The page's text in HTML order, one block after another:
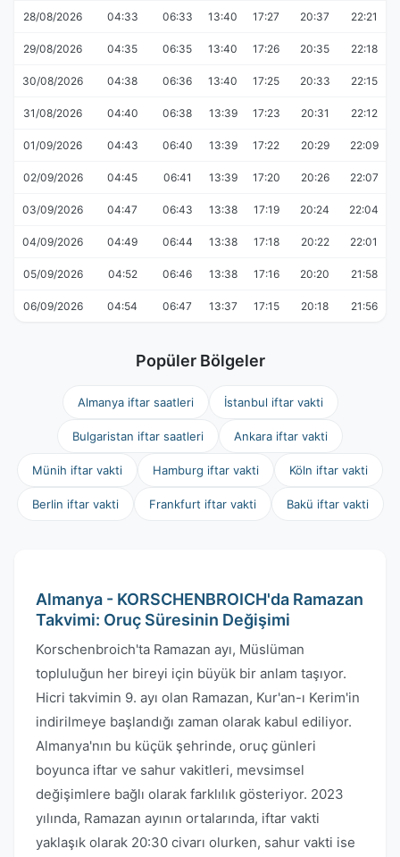
28/08/2026 04:33 06:33 13:40 17:27 20:37 22:21
29/08/2026 04:35 06:35 13:40 17:26 20:35 22:18
30/08/2026 04:38 06:36 13:40 17:25 20:33 22:15
31/08/2026 04:40 06:38 13:39 17:23 20:31 22:12
01/09/2026 04:43 06:40 13:39 17:22 20:29 22:09
02/09/2026 04:45 06:41 13:39 17:20 20:26 22:07
03/09/2026 04:47 06:43 13:38 17:19 20:24 22:04
04/09/2026 04:49 06:44 13:38 17:18 20:22 22:01
05/09/2026 04:52 06:46 13:38 17:16 20:20 21:58
06/09/2026 04:54 06:47 13:37 17:15 20:18 21:56
Popüler Bölgeler
Almanya iftar saatleri İstanbul iftar vakti
Bulgaristan iftar saatleri Ankara iftar vakti
Münih iftar vakti Hamburg iftar vakti Köln iftar vakti
Berlin iftar vakti Frankfurt iftar vakti Bakü iftar vakti
Almanya - KORSCHENBROICH'da Ramazan
Takvimi: Oruç Süresinin Değişimi
Korschenbroich'ta Ramazan ayı, Müslüman
topluluğun her bireyi için büyük bir anlam taşıyor.
Hicri takvimin 9. ayı olan Ramazan, Kur'an-ı Kerim'in
indirilmeye başlandığı zaman olarak kabul ediliyor.
Almanya'nın bu küçük şehrinde, oruç günleri
boyunca iftar ve sahur vakitleri, mevsimsel
değişimlere bağlı olarak farklılık gösteriyor. 2023
yılında, Ramazan ayının ortalarında, iftar vakti
yaklaşık olarak 20:30 civarı olurken, sahur vakti ise